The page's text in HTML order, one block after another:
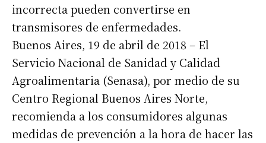
incorrecta pueden convertirse en
transmisores de enfermedades.
Buenos Aires, 19 de abril de 2018 – El
Servicio Nacional de Sanidad y Calidad
Agroalimentaria (Senasa), por medio de su
Centro Regional Buenos Aires Norte,
recomienda a los consumidores algunas
medidas de prevención a la hora de hacer las